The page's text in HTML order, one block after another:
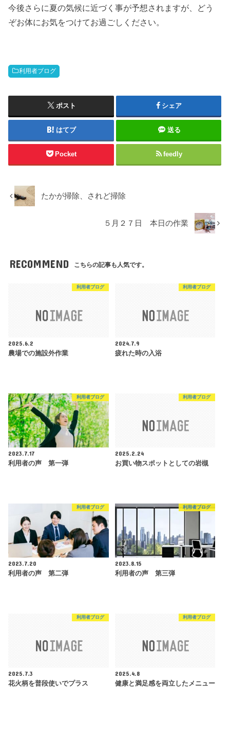
今後さらに夏の気候に近づく事が予想されますが、どう
ぞお体にお気をつけてお過ごしください。
利用者ブログ
ポスト シェア
はてブ 送る
Pocket feedly
たかが掃除、されど掃除
５月２７日 本日の作業
RECOMMEND こちらの記事も人気です。
利用者ブログ
2025.6.2
農場での施設外作業
利用者ブログ
2024.7.9
疲れた時の入浴
利用者ブログ
2023.7.17
利用者の声 第一弾
利用者ブログ
2025.2.24
お買い物スポットとしての岩槻
利用者ブログ
2023.7.20
利用者の声 第二弾
利用者ブログ
2023.8.15
利用者の声 第三弾
利用者ブログ
2025.7.3
花火柄を普段使いでプラス
利用者ブログ
2025.4.8
健康と満足感を両立したメニュー